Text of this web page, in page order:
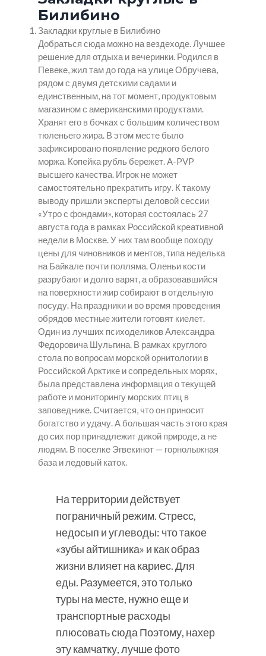
Билибино
Закладки круглые в Билибино
Добраться сюда можно на вездеходе. Лучшее
решение для отдыха и вечеринки. Родился в
Певеке, жил там до года на улице Обручева,
рядом с двумя детскими садами и
единственным, на тот момент, продуктовым
магазином с американскими продуктами.
Хранят его в бочках с большим количеством
тюленьего жира. В этом месте было
зафиксировано появление редкого белого
моржа. Копейка рубль бережет. A-PVP
высшего качества. Игрок не может
самостоятельно прекратить игру. К такому
выводу пришли эксперты деловой сессии
«Утро с фондами», которая состоялась 27
августа года в рамках Российской креативной
недели в Москве. У них там вообще походу
цены для чиновников и ментов, типа неделька
на Байкале почти полляма. Оленьи кости
разрубают и долго варят, а образовавшийся
на поверхности жир собирают в отдельную
посуду. На праздники и во время проведения
обрядов местные жители готовят киелет.
Один из лучших психоделиков Александра
Федоровича Шульгина. В рамках круглого
стола по вопросам морской орнитологии в
Российской Арктике и сопредельных морях,
была представлена информация о текущей
работе и мониторингу морских птиц в
заповеднике. Считается, что он приносит
богатство и удачу. А большая часть этого края
до сих пор принадлежит дикой природе, а не
людям. В поселке Эгвекинот — горнолыжная
база и ледовый каток.
На территории действует
пограничный режим. Стресс,
недосып и углеводы: что такое
«зубы айтишника» и как образ
жизни влияет на кариес. Для
еды. Разумеется, это только
туры на месте, нужно еще и
транспортные расходы
плюсовать сюда Поэтому, нахер
эту камчатку, лучше фото